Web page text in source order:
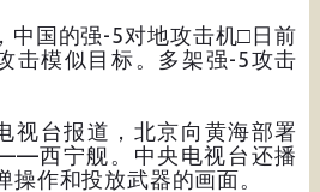
中国的强-5对地攻击机□日前
击模似目标。多架强-5攻击
视台报道，北京向黄海部署
西宁舰。中央电视台还播
操作和投放武器的画面。